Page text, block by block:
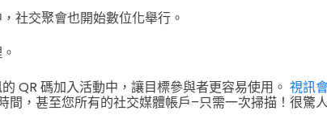
社交聚會也開始數位化舉行。
QR 碼加入活動中，讓目標參與者更容易使用。 視訊
，甚至您所有的社交媒體帳戶–只需一次掃描！很驚